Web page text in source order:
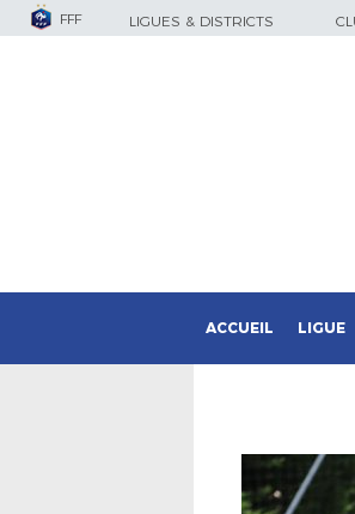
FFF LIGUES & DISTRICTS
ACCUEIL LIGUE